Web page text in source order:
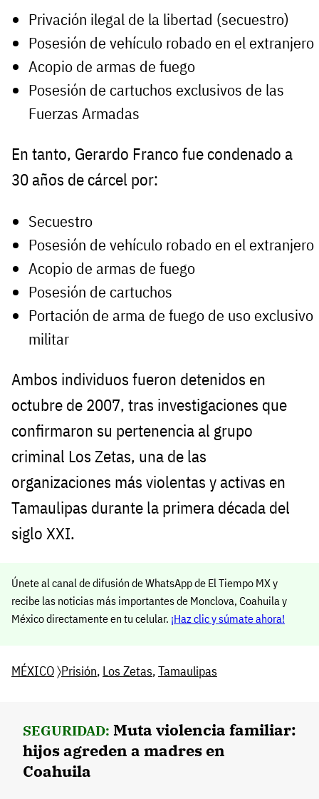
Privación ilegal de la libertad (secuestro)
Posesión de vehículo robado en el extranjero
Acopio de armas de fuego
Posesión de cartuchos exclusivos de las
Fuerzas Armadas
En tanto, Gerardo Franco fue condenado a
30 años de cárcel por:
Secuestro
Posesión de vehículo robado en el extranjero
Acopio de armas de fuego
Posesión de cartuchos
Portación de arma de fuego de uso exclusivo
militar
Ambos individuos fueron detenidos en
octubre de 2007, tras investigaciones que
confirmaron su pertenencia al grupo
criminal Los Zetas, una de las
organizaciones más violentas y activas en
Tamaulipas durante la primera década del
siglo XXI.
Únete al canal de difusión de WhatsApp de El Tiempo MX y
recibe las noticias más importantes de Monclova, Coahuila y
México directamente en tu celular. ¡Haz clic y súmate ahora!
MÉXICO〉Prisión, Los Zetas,Tamaulipas
SEGURIDAD: Muta violencia familiar:
hijos agreden a madres en
Coahuila